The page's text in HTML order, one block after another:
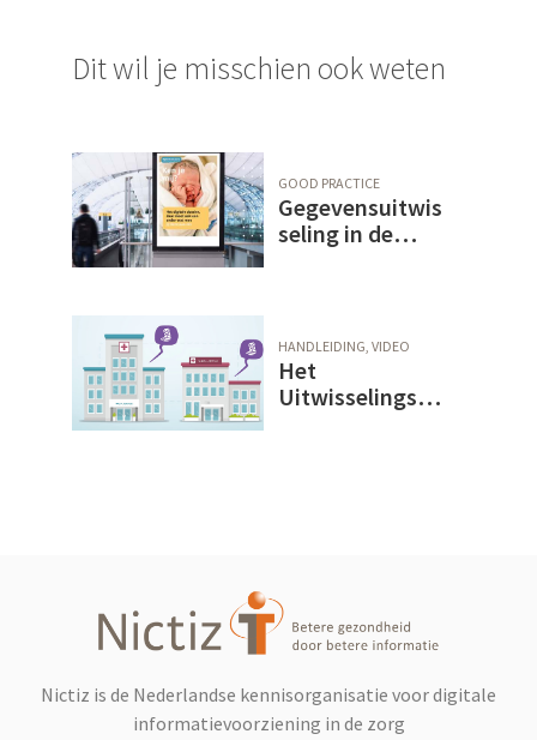
Dit wil je misschien ook weten
GOOD PRACTICE
Gegevensuitwis
seling in de
HANDLEIDING, VIDEO
Het
Uitwisselingsmo
Nictiz is de Nederlandse kennisorganisatie voor digitale
informatievoorziening in de zorg